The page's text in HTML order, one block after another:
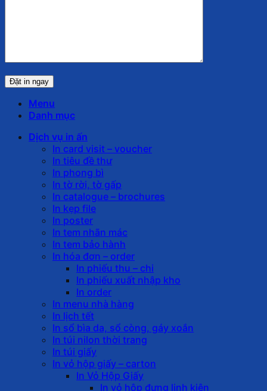
Menu
Danh mục
Dịch vụ in ấn
In card visit – voucher
In tiêu đề thư
In phong bì
In tờ rời, tờ gấp
In catalogue – brochures
In kẹp file
In poster
In tem nhãn mác
In tem bảo hành
In hóa đơn – order
In phiếu thu – chi
In phiếu xuất nhập kho
In order
In menu nhà hàng
In lịch tết
In sổ bìa da, sổ còng, gáy xoắn
In túi nilon thời trang
In túi giấy
In vỏ hộp giấy – carton
In Vỏ Hộp Giấy
In vỏ hộp đựng linh kiện